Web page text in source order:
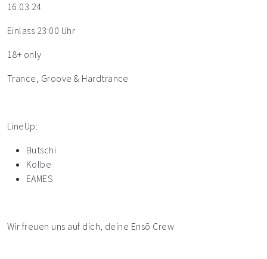
16.03.24
Einlass 23:00 Uhr
18+ only
Trance, Groove & Hardtrance
LineUp:
Butschi
Kolbe
EAMES
Wir freuen uns auf dich, deine Ensō Crew